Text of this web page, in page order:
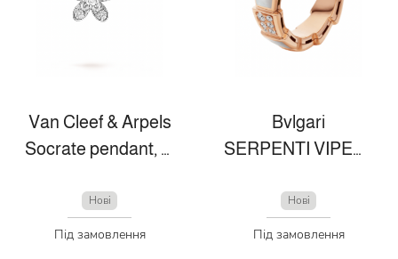
Van Cleef & Arpels
Socrate pendant, 1 flower
Нові
Під замовлення
Bvlgari
SERPENTI VIPER RING
Нові
Під замовлення